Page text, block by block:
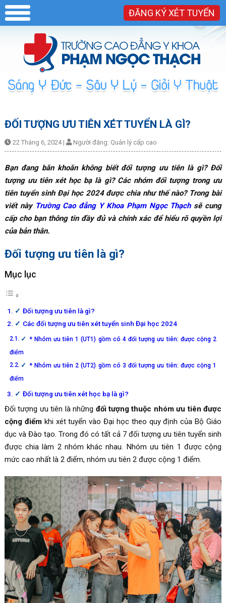
ĐĂNG KÝ XÉT TUYỂN
ĐỐI TƯỢNG ƯU TIÊN XÉT TUYỂN LÀ GÌ?
22 Tháng 6, 2024 | Người đăng: Quản lý cấp cao
Bạn đang băn khoăn không biết đối tượng ưu tiên là gì? Đối
tượng ưu tiên xét học bạ là gì? Các nhóm đối tượng trong ưu
tiên tuyển sinh Đại học 2024 được chia như thế nào? Trong bài
viết này Trường Cao đẳng Y Khoa Phạm Ngọc Thạchsẽ cung
cấp cho bạn thông tin đầy đủ và chính xác để hiểu rõ quyền lợi
của bản thân.
Đối tượng ưu tiên là gì?
Mục lục
Đối tượng ưu tiên là gì?
Các đối tượng ưu tiên xét tuyển sinh Đại học 2024
* Nhóm ưu tiên 1 (UT1) gồm có 4 đối tượng ưu tiên: được cộng 2
điểm
* Nhóm ưu tiên 2 (UT2) gồm có 3 đối tượng ưu tiên: được cộng 1
điểm
Đối tượng ưu tiên xét học bạ là gì?
Đối tượng ưu tiên là những đối tượng thuộc nhóm ưu tiên được
cộng điểmkhi xét tuyển vào Đại học theo quy định của Bộ Giáo
dục và Đào tạo. Trong đó có tất cả 7 đối tượng ưu tiên tuyển sinh
được chia làm 2 nhóm khác nhau. Nhóm ưu tiên 1 được cộng
mức cao nhất là 2 điểm, nhóm ưu tiên 2 được cộng 1 điểm.